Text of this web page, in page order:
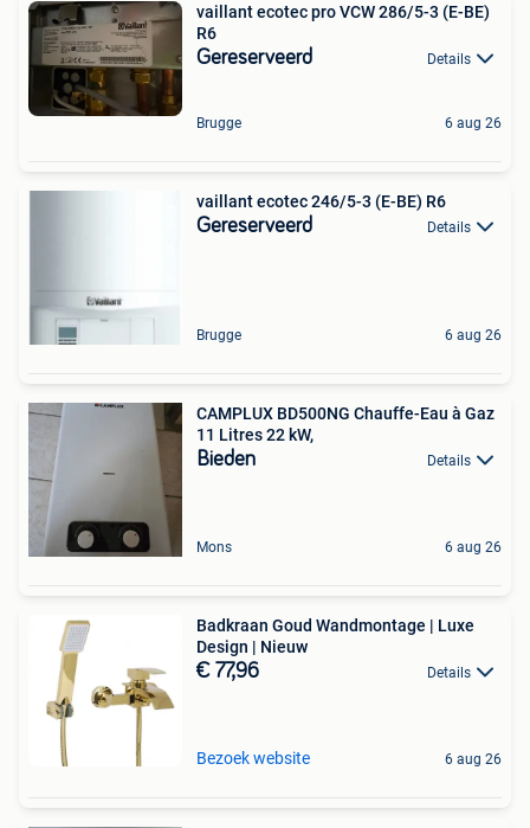
vaillant ecotec pro VCW 286/5-3 (E-BE)
R6
Gereserveerd Details
Brugge 6 aug 26
vaillant ecotec 246/5-3 (E-BE) R6
Gereserveerd Details
Brugge 6 aug 26
CAMPLUX BD500NG Chauffe-Eau à Gaz
11 Litres 22 kW,
Bieden Details
Mons 6 aug 26
Badkraan Goud Wandmontage | Luxe
Design | Nieuw
€ 77,96 Details
Bezoek website 6 aug 26